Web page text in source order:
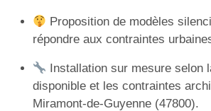
Proposition de modèles
répondre aux contraintes
Installation sur mesure selon
disponible et les contraintes
Miramont-de-Guyenne (47800).